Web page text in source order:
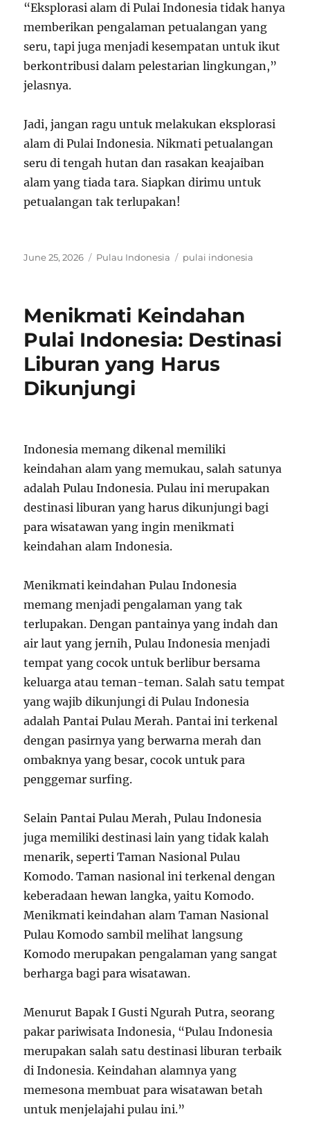
“Eksplorasi alam di Pulai Indonesia tidak hanya
memberikan pengalaman petualangan yang
seru, tapi juga menjadi kesempatan untuk ikut
berkontribusi dalam pelestarian lingkungan,”
jelasnya.
Jadi, jangan ragu untuk melakukan eksplorasi
alam di Pulai Indonesia. Nikmati petualangan
seru di tengah hutan dan rasakan keajaiban
alam yang tiada tara. Siapkan dirimu untuk
petualangan tak terlupakan!
Posted
June 25, 2026 Categories
Pulau Indonesia Tags
pulai indonesia
Menikmati Keindahan
Pulai Indonesia: Destinasi
Liburan yang Harus
Dikunjungi
Indonesia memang dikenal memiliki
keindahan alam yang memukau, salah satunya
adalah Pulau Indonesia. Pulau ini merupakan
destinasi liburan yang harus dikunjungi bagi
para wisatawan yang ingin menikmati
keindahan alam Indonesia.
Menikmati keindahan Pulau Indonesia
memang menjadi pengalaman yang tak
terlupakan. Dengan pantainya yang indah dan
air laut yang jernih, Pulau Indonesia menjadi
tempat yang cocok untuk berlibur bersama
keluarga atau teman-teman. Salah satu tempat
yang wajib dikunjungi di Pulau Indonesia
adalah Pantai Pulau Merah. Pantai ini terkenal
dengan pasirnya yang berwarna merah dan
ombaknya yang besar, cocok untuk para
penggemar surfing.
Selain Pantai Pulau Merah, Pulau Indonesia
juga memiliki destinasi lain yang tidak kalah
menarik, seperti Taman Nasional Pulau
Komodo. Taman nasional ini terkenal dengan
keberadaan hewan langka, yaitu Komodo.
Menikmati keindahan alam Taman Nasional
Pulau Komodo sambil melihat langsung
Komodo merupakan pengalaman yang sangat
berharga bagi para wisatawan.
Menurut Bapak I Gusti Ngurah Putra, seorang
pakar pariwisata Indonesia, “Pulau Indonesia
merupakan salah satu destinasi liburan terbaik
di Indonesia. Keindahan alamnya yang
memesona membuat para wisatawan betah
untuk menjelajahi pulau ini.”